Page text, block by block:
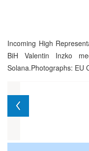
Incoming High
BiH Valentin Inzko
Solana.Photographs: EU